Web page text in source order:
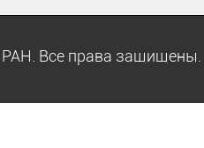
Все права